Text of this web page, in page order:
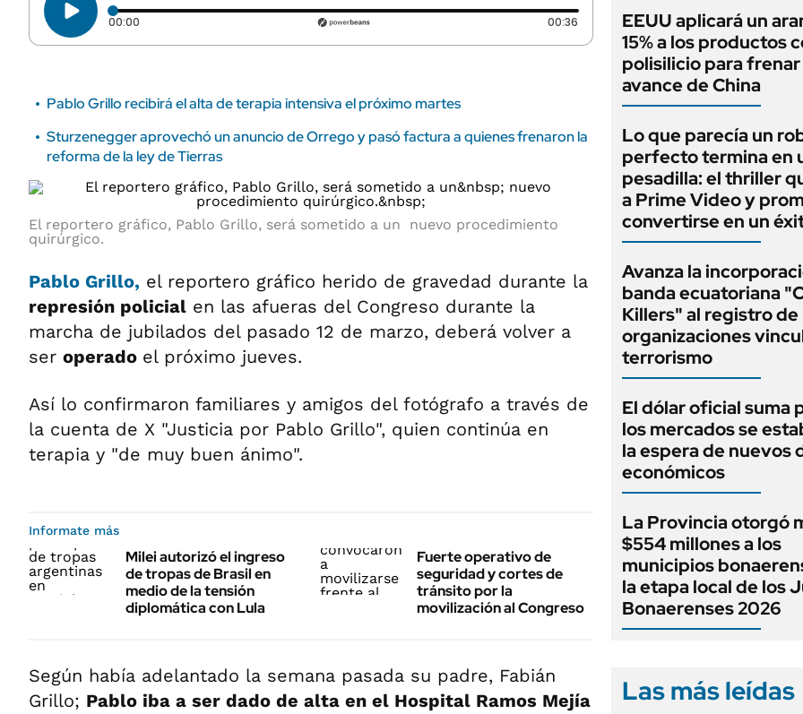
00:00 Tiempo transcurrido: 0 segundos 00:36 Duración: 36 segundos
Pablo Grillo recibirá el alta de terapia intensiva el próximo martes
Sturzenegger aprovechó un anuncio de Orrego y pasó factura a quienes frenaron la
reforma de la ley de Tierras
El reportero gráfico, Pablo Grillo, será sometido a un nuevo procedimiento
quirúrgico.
Pablo Grillo, el reportero gráfico herido de gravedad durante la
represión policial en las afueras del Congreso durante la
marcha de jubilados del pasado 12 de marzo, deberá volver a
ser operado el próximo jueves.
Así lo confirmaron familiares y amigos del fotógrafo a través de
la cuenta de X "Justicia por Pablo Grillo", quien continúa en
terapia y "de muy buen ánimo".
Informate más
Milei autorizó el ingreso
de tropas de Brasil en
medio de la tensión
diplomática con Lula
Fuerte operativo de
seguridad y cortes de
tránsito por la
movilización al Congreso
Según había adelantado la semana pasada su padre, Fabián
Grillo; Pablo iba a ser dado de alta en el Hospital Ramos Mejía
EEUU aplicará un
15% a los productos
polisilicio para frenar
avance de China
Lo que parecía un
perfecto termina en
pesadilla: el thriller
a Prime Video y
convertirse en un
Avanza la
banda ecuatoriana
Killers" al registro de
organizaciones
terrorismo
El dólar oficial suma
los mercados se
la espera de nuevos
económicos
La Provincia otorgó
$554 millones a los
municipios
la etapa local de los
Bonaerenses 2026
Las más leídas